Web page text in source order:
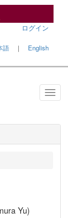
ログイン
語 ｜ English
Yu)